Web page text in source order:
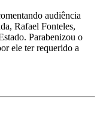
audiência
Rafael Fonteles,
Parabenizou o
ele ter requerido a